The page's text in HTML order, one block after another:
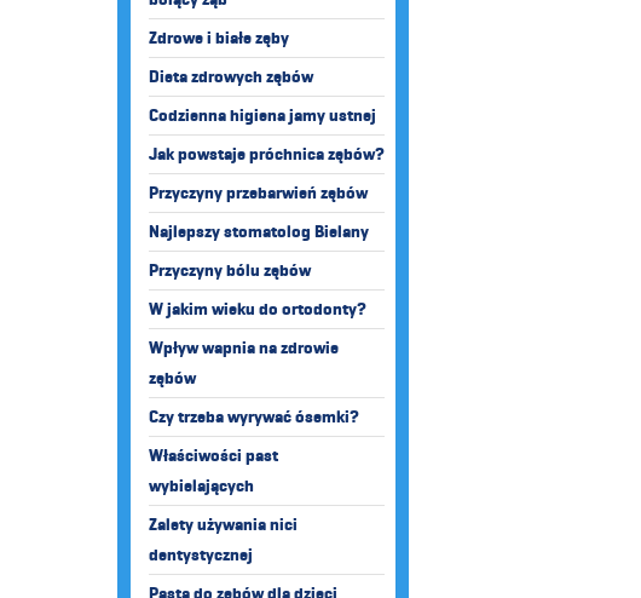
Zdrowe i białe zęby
Dieta zdrowych zębów
Codzienna higiena jamy ustnej
Jak powstaje próchnica zębów?
Przyczyny przebarwień zębów
Najlepszy stomatolog Bielany
Przyczyny bólu zębów
W jakim wieku do ortodonty?
Wpływ wapnia na zdrowie
zębów
Czy trzeba wyrywać ósemki?
Właściwości past
wybielających
Zalety używania nici
dentystycznej
Pasta do zębów dla dzieci